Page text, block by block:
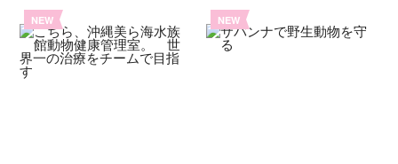
NEW NEW